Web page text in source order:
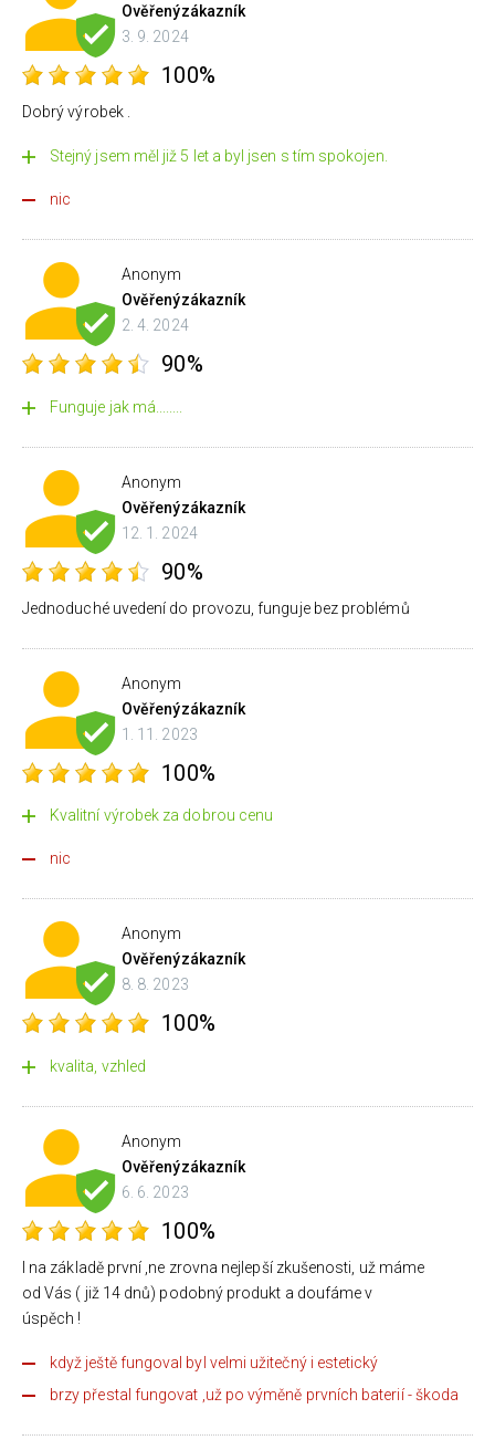
Ověřenýzákazník
3. 9. 2024
100%
Dobrý výrobek .
Stejný jsem měl již 5 let a byl jsen s tím spokojen.
nic
Anonym
Ověřenýzákazník
2. 4. 2024
90%
Funguje jak má........
Anonym
Ověřenýzákazník
12. 1. 2024
90%
Jednoduché uvedení do provozu, funguje bez problémů
Anonym
Ověřenýzákazník
1. 11. 2023
100%
Kvalitní výrobek za dobrou cenu
nic
Anonym
Ověřenýzákazník
8. 8. 2023
100%
kvalita, vzhled
Anonym
Ověřenýzákazník
6. 6. 2023
100%
I na základě první ,ne zrovna nejlepší zkušenosti, už máme
od Vás ( již 14 dnů) podobný produkt a doufáme v
úspěch !
když ještě fungoval byl velmi užitečný i estetický
brzy přestal fungovat ,už po výměně prvních baterií - škoda